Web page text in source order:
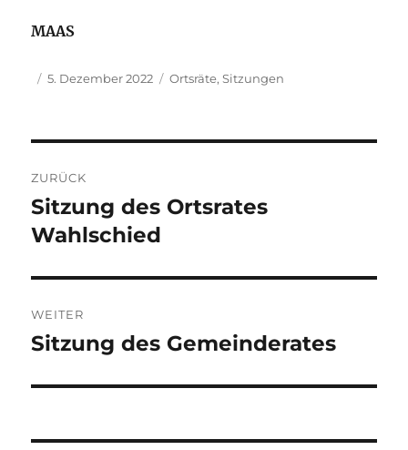
MAAS
Autor
Veröffentlicht
5. Dezember 2022 Kategorien
Ortsräte,Sitzungen
ZURÜCK
Vorheriger
Beitrag:
Sitzung des Ortsrates
Wahlschied
WEITER
Nächster
Sitzung des Gemeinderates